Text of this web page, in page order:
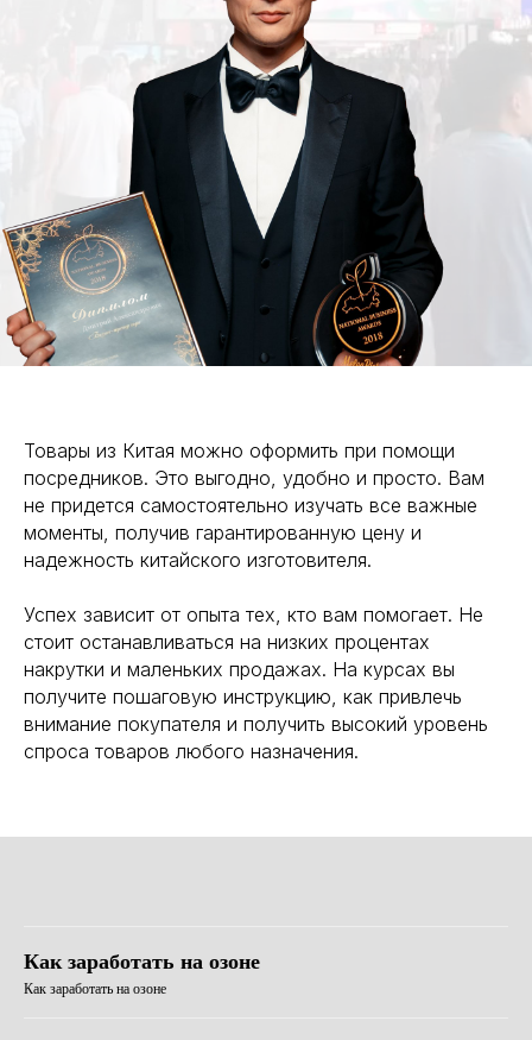
Товары из Китая можно оформить при помощи
посредников. Это выгодно, удобно и просто. Вам
не придется самостоятельно изучать все важные
моменты, получив гарантированную цену и
надежность китайского изготовителя.
Успех зависит от опыта тех, кто вам помогает. Не
стоит останавливаться на низких процентах
накрутки и маленьких продажах. На курсах вы
получите пошаговую инструкцию, как привлечь
внимание покупателя и получить высокий уровень
спроса товаров любого назначения.
Как заработать на озоне
Как заработать на озоне